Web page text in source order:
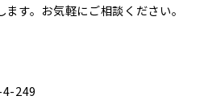
す。お気軽にご相談ください。
4-249